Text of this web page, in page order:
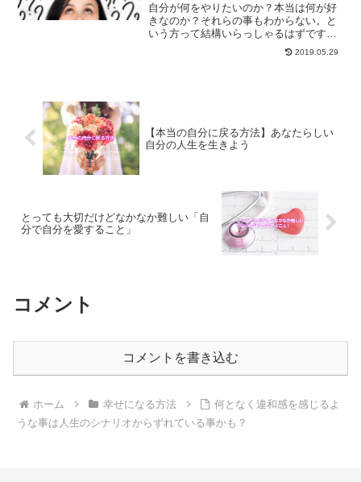
自分が何をやりたいのか？本当は何が好
きなのか？それらの事もわからない。と
いう方って結構いらっしゃるはずです。
そんな方々にオススメのワークは、直感
で良いと思ったものをスクラップしてい
2019.05.29
【本当の自分に戻る方法】あなたらしい
自分の人生を生きよう
とっても大切だけどなかなか難しい「自
分で自分を愛すること」
コメント
コメントを書き込む
ホーム 幸せになる方法
何となく違和感を感じるよ
うな事は人生のシナリオからずれている事かも？